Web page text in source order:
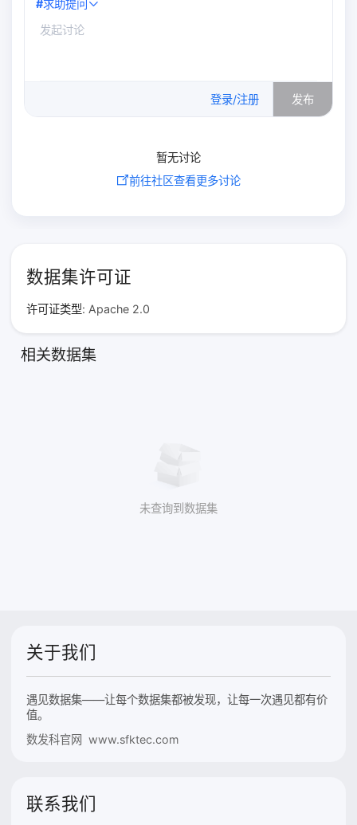
#求助提问
登录/注册 发布
暂无讨论
前往社区查看更多讨论
数据集许可证
许可证类型: Apache 2.0
相关数据集
未查询到数据集
关于我们
遇见数据集——让每个数据集都被发现，让每一次遇见都有价
值。
数发科官网 www.sfktec.com
联系我们